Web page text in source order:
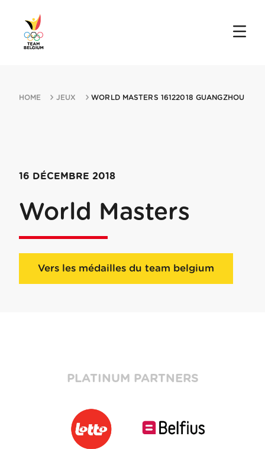
HOME JEUX WORLD MASTERS 16122018 GUANGZHOU
16 DÉCEMBRE 2018
World Masters
Vers les médailles du team belgium
PLATINUM PARTNERS